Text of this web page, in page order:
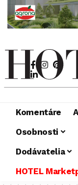
Komentáre
Osobnosti
Dodávatelia
HOTEL